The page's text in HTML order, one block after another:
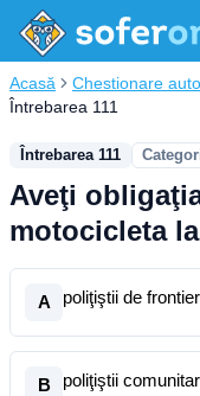
Acasă Chestionare auto
Întrebarea 111
Întrebarea 111
Aveţi
motocicleta
A poliţiştii de
B poliţiştii